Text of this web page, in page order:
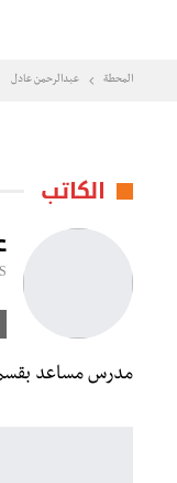
المحطة عبدالرحمن عادل
الكاتب
مدرس مساعد بقسم